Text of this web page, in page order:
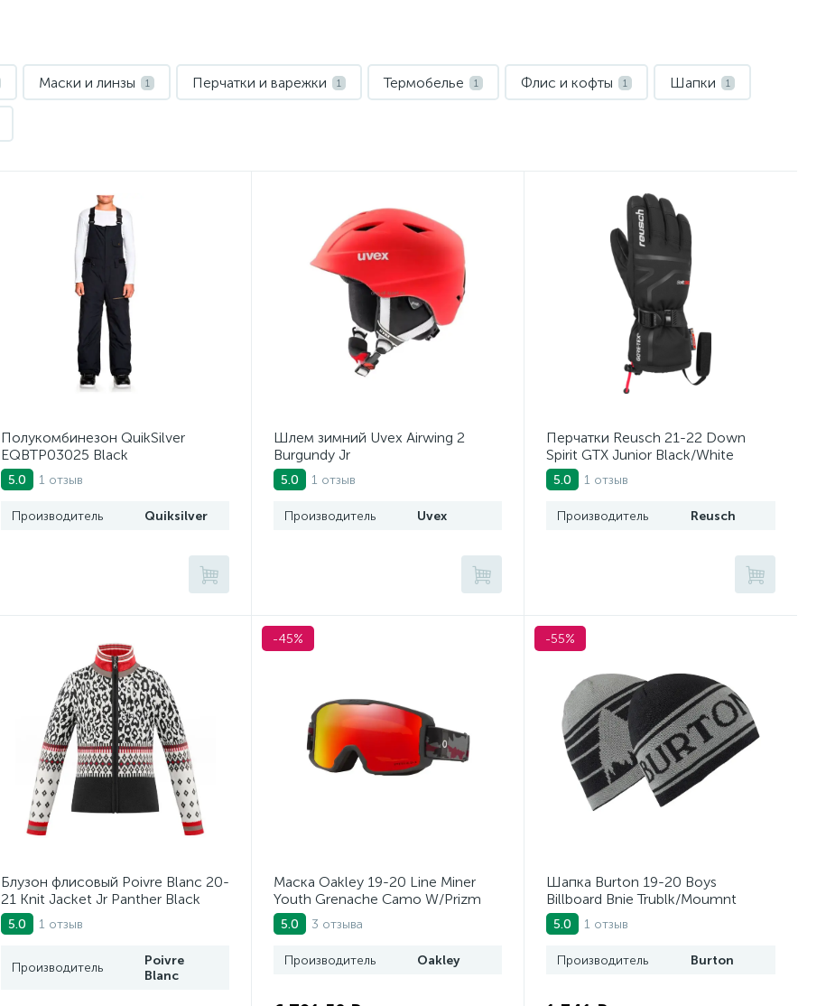
Маски и линзы 1 Перчатки и варежки 1 Термобелье 1 Флис и кофты 1 Шапки 1
Полукомбинезон QuikSilver
EQBTP03025 Black
5.0 1 отзыв
Производитель Quiksilver
Шлем зимний Uvex Airwing 2
Burgundy Jr
5.0 1 отзыв
Производитель Uvex
Перчатки Reusch 21-22 Down
Spirit GTX Junior Black/White
5.0 1 отзыв
Производитель Reusch
Блузон флисовый Poivre Blanc 20-
21 Knit Jacket Jr Panther Black
5.0 1 отзыв
Производитель
Poivre
Blanc
-45%
Маска Oakley 19-20 Line Miner
Youth Grenache Camo W/Prizm
Torch Gbl
5.0 3 отзыва
Производитель Oakley
-55%
Шапка Burton 19-20 Boys
Billboard Bnie Trublk/Moumnt
5.0 1 отзыв
Производитель Burton